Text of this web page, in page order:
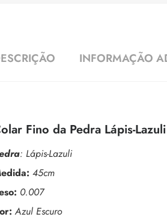
INFORMAÇÃO
Fino da Pedra Lápis-
: Lápis-Lazuli
45cm
0.007
Azul Escuro